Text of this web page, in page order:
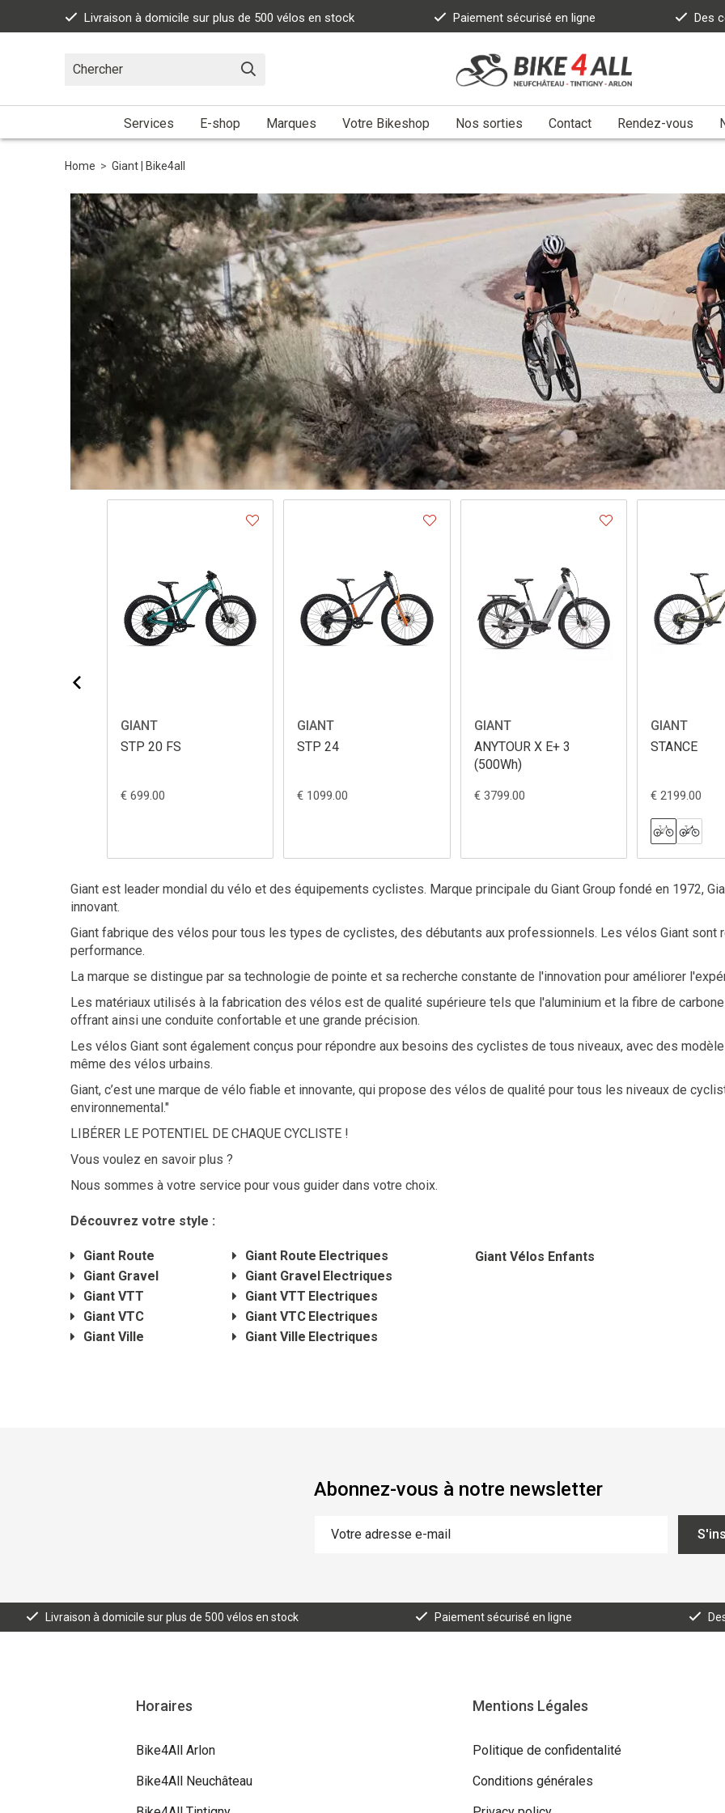
Livraison à domicile sur plus de 500 vélos en stock Paiement sécurisé en ligne Des
Services E-shop Marques Votre Bikeshop Nos sorties Contact Rendez-vous
Home > Giant | Bike4all
GIANT
STP 20 FS
€ 699.00
GIANT
STP 24
€ 1099.00
GIANT
ANYTOUR X E+ 3
(500Wh)
€ 3799.00
GIANT
STANCE
€ 2199.00
Giant est leader mondial du vélo et des équipements cyclistes. Marque principale du Giant Group fondé en 1972,
innovant.
Giant fabrique des vélos pour tous les types de cyclistes, des débutants aux professionnels. Les vélos Giant sont
performance.
La marque se distingue par sa technologie de pointe et sa recherche constante de l'innovation pour améliorer
Les matériaux utilisés à la fabrication des vélos est de qualité supérieure tels que l'aluminium et la fibre de
offrant ainsi une conduite confortable et une grande précision.
Les vélos Giant sont également conçus pour répondre aux besoins des cyclistes de tous niveaux, avec des
même des vélos urbains.
Giant, c’est une marque de vélo fiable et innovante, qui propose des vélos de qualité pour tous les niveaux de
environnemental."
LIBÉRER LE POTENTIEL DE CHAQUE CYCLISTE !
Vous voulez en savoir plus ?
Nous sommes à votre service pour vous guider dans votre choix.
Découvrez votre style :
Giant Route
Giant Gravel
Giant VTT
Giant VTC
Giant Ville
Giant Route Electriques
Giant Gravel Electriques
Giant VTT Electriques
Giant VTC Electriques
Giant Ville Electriques
Giant Vélos Enfants
Abonnez-vous à notre newsletter
Livraison à domicile sur plus de 500 vélos en stock Paiement sécurisé en ligne
Horaires
Bike4All Arlon
Bike4All Neuchâteau
Mentions Légales
Politique de confidentalité
Conditions générales